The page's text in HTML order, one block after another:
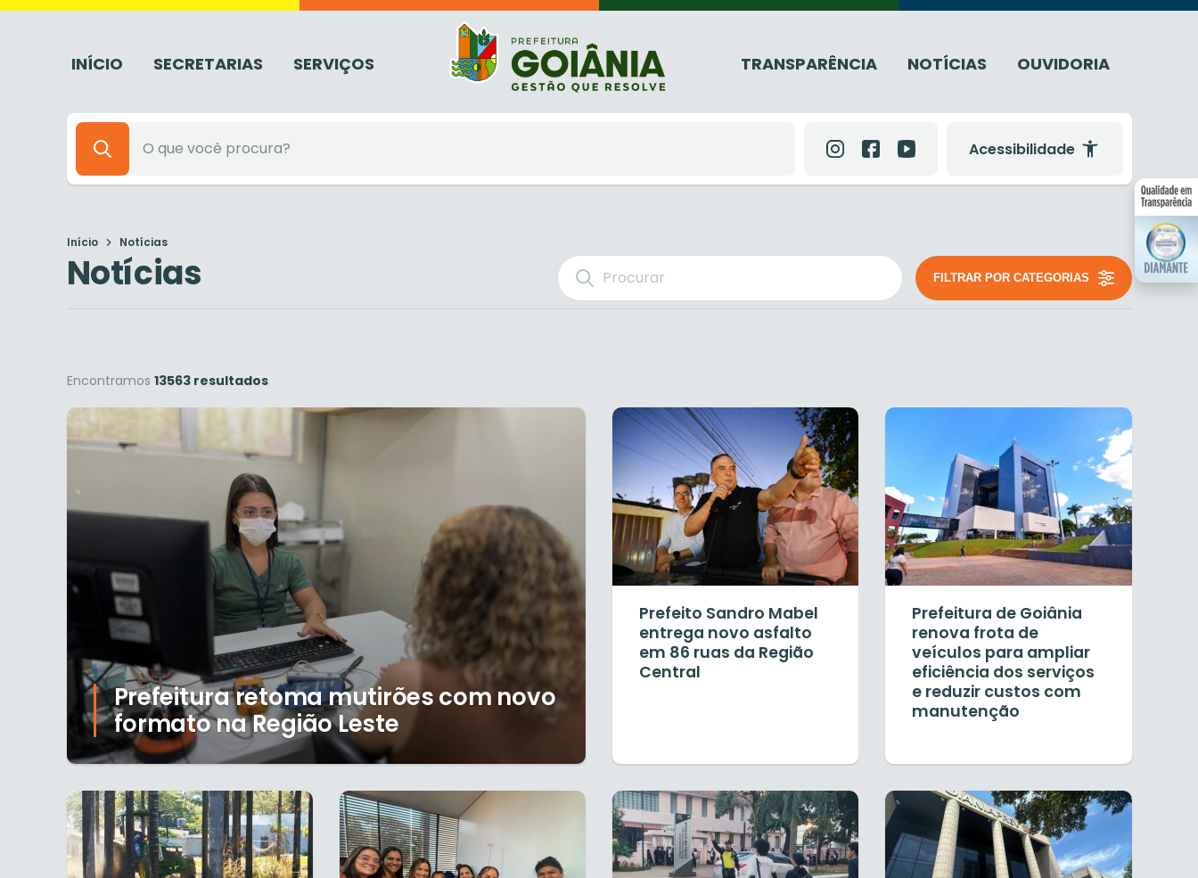
INÍCIO SECRETARIAS SERVIÇOS TRANSPARÊNCIA NOTÍCIAS OUVIDORIA
Acessibilidade
Início Notícias
Notícias FILTRAR POR CATEGORIAS
Encontramos 13563 resultados
Prefeitura retoma mutirões com novo
formato na Região Leste
Prefeito Sandro Mabel
entrega novo asfalto
em 86 ruas da Região
Central
Prefeitura de Goiânia
renova frota de
veículos para ampliar
eficiência dos serviços
e reduzir custos com
manutenção